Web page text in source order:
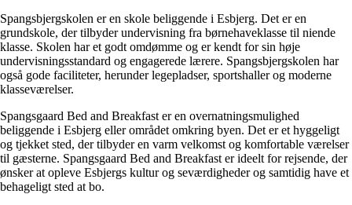
Spangsbjergskolen er en skole beliggende i Esbjerg. Det er en
grundskole, der tilbyder undervisning fra børnehaveklasse til niende
klasse. Skolen har et godt omdømme og er kendt for sin høje
undervisningsstandard og engagerede lærere. Spangsbjergskolen har
også gode faciliteter, herunder legepladser, sportshaller og moderne
klasseværelser.
Spangsgaard Bed and Breakfast er en overnatningsmulighed
beliggende i Esbjerg eller området omkring byen. Det er et hyggeligt
og tjekket sted, der tilbyder en varm velkomst og komfortable værelser
til gæsterne. Spangsgaard Bed and Breakfast er ideelt for rejsende, der
ønsker at opleve Esbjergs kultur og seværdigheder og samtidig have et
behageligt sted at bo.